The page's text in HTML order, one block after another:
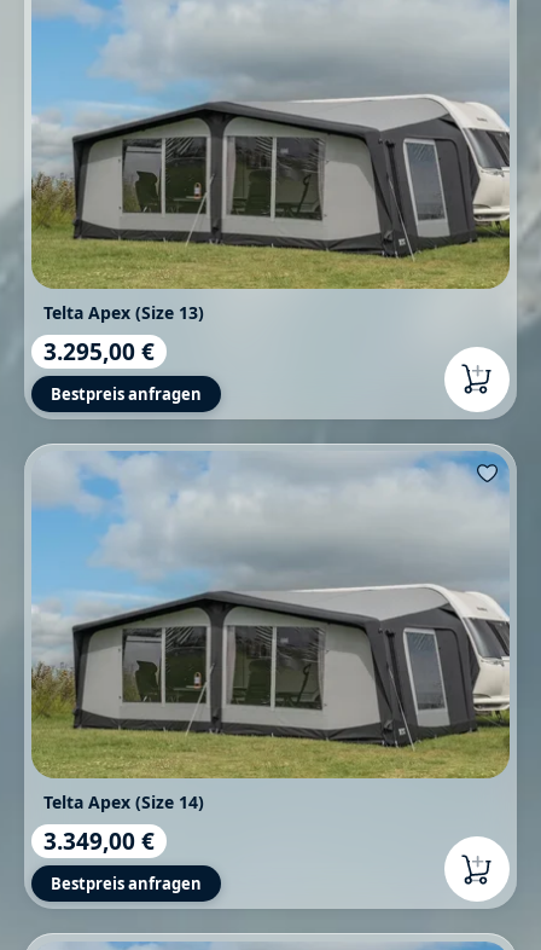
Telta Apex (Size 13)
Regulärer Preis:
3.295,00 €
Bestpreis anfragen
Telta Apex (Size 14)
Regulärer Preis:
3.349,00 €
Bestpreis anfragen